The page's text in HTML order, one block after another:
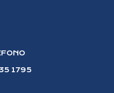
1795